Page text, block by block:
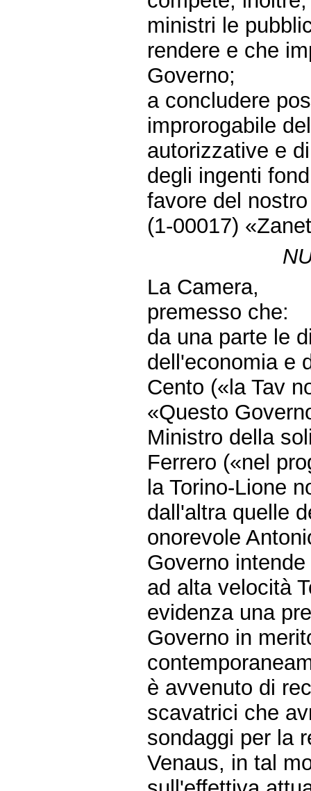
ministri le
rendere e che
Governo;
a concludere
improrogabile
autorizzative e
degli ingenti
favore del
(1-00017)
La Camera,
premesso che:
da una parte le
dell'economia e
Cento («la Tav
«Questo
Ministro della
Ferrero («nel
la Torino-Lione
dall'altra quelle
onorevole
Governo
ad alta velocità
evidenza una
Governo in
è avvenuto di
scavatrici che
sondaggi per la
Venaus, in tal